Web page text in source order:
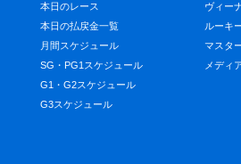
本日のレース
本日の払戻金一覧
月間スケジュール
SG・PG1スケジュール
G1・G2スケジュール
G3スケジュール
ヴィー
ルーキ
マスタ
メディ